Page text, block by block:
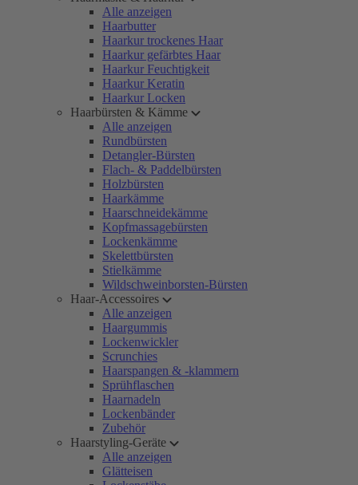
Alle anzeigen
Haarbutter
Haarkur trockenes Haar
Haarkur gefärbtes Haar
Haarkur Feuchtigkeit
Haarkur Keratin
Haarkur Locken
Haarbürsten & Kämme
Alle anzeigen
Rundbürsten
Detangler-Bürsten
Flach- & Paddelbürsten
Holzbürsten
Haarkämme
Haarschneidekämme
Kopfmassagebürsten
Lockenkämme
Skelettbürsten
Stielkämme
Wildschweinborsten-Bürsten
Haar-Accessoires
Alle anzeigen
Haargummis
Lockenwickler
Scrunchies
Haarspangen & -klammern
Sprühflaschen
Haarnadeln
Lockenbänder
Zubehör
Haarstyling-Geräte
Alle anzeigen
Glätteisen